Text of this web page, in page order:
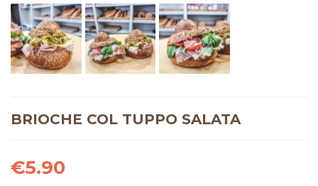
BRIOCHE COL TUPPO SALATA
€5.90